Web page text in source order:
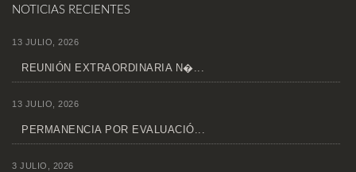
NOTICIAS RECIENTES
13 JULIO, 2026
REUNIÓN EXTRAORDINARIA N�...
13 JULIO, 2026
PERMANENCIA POR EVALUACIÓ...
3 JULIO, 2026